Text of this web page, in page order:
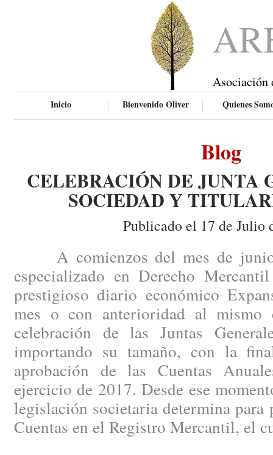
Asociación
Inicio Bienvenido Oliver Quienes
Blog
CELEBRACIÓN DE JUNTA
SOCIEDAD Y
Publicado el 17 de Julio
A comienzos del mes de junio,
especializado en Derecho
prestigioso diario económico
mes o con anterioridad al mismo
celebración de las Juntas
importando su tamaño, con la
aprobación de las Cuentas
ejercicio de 2017. Desde ese
legislación societaria determina para
Cuentas en el Registro Mercantil, el